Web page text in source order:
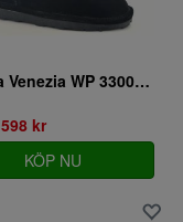
Axelda Venezia WP 3300WM.0143
598 kr
KÖP NU